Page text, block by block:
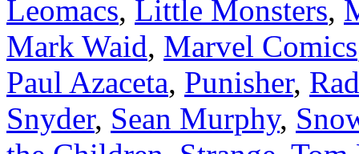
Leomacs, Little Monsters,
Mark Waid, Marvel Comics
Paul Azaceta, Punisher,
Snyder, Sean Murphy,